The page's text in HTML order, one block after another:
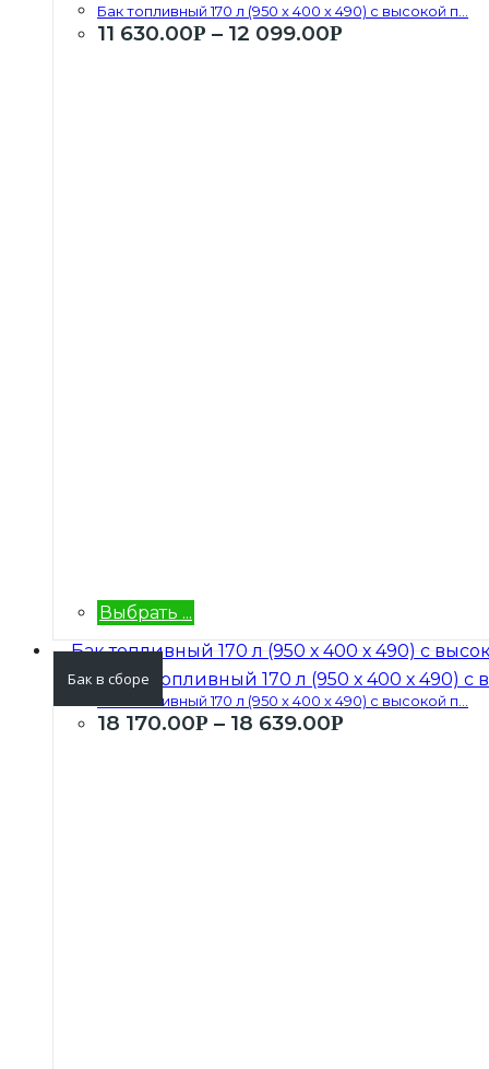
Бак топливный 170 л (950 х 400 х 490) с высокой п...
11 630.00Р – 12 099.00Р
Выбрать ...
Бак в сборе
Бак топливный 170 л (950 х 400 х 490) с высокой п...
18 170.00Р – 18 639.00Р